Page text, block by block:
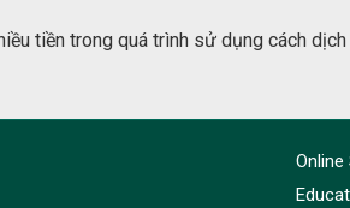
tiền trong quá trình sử dụng cách
Online